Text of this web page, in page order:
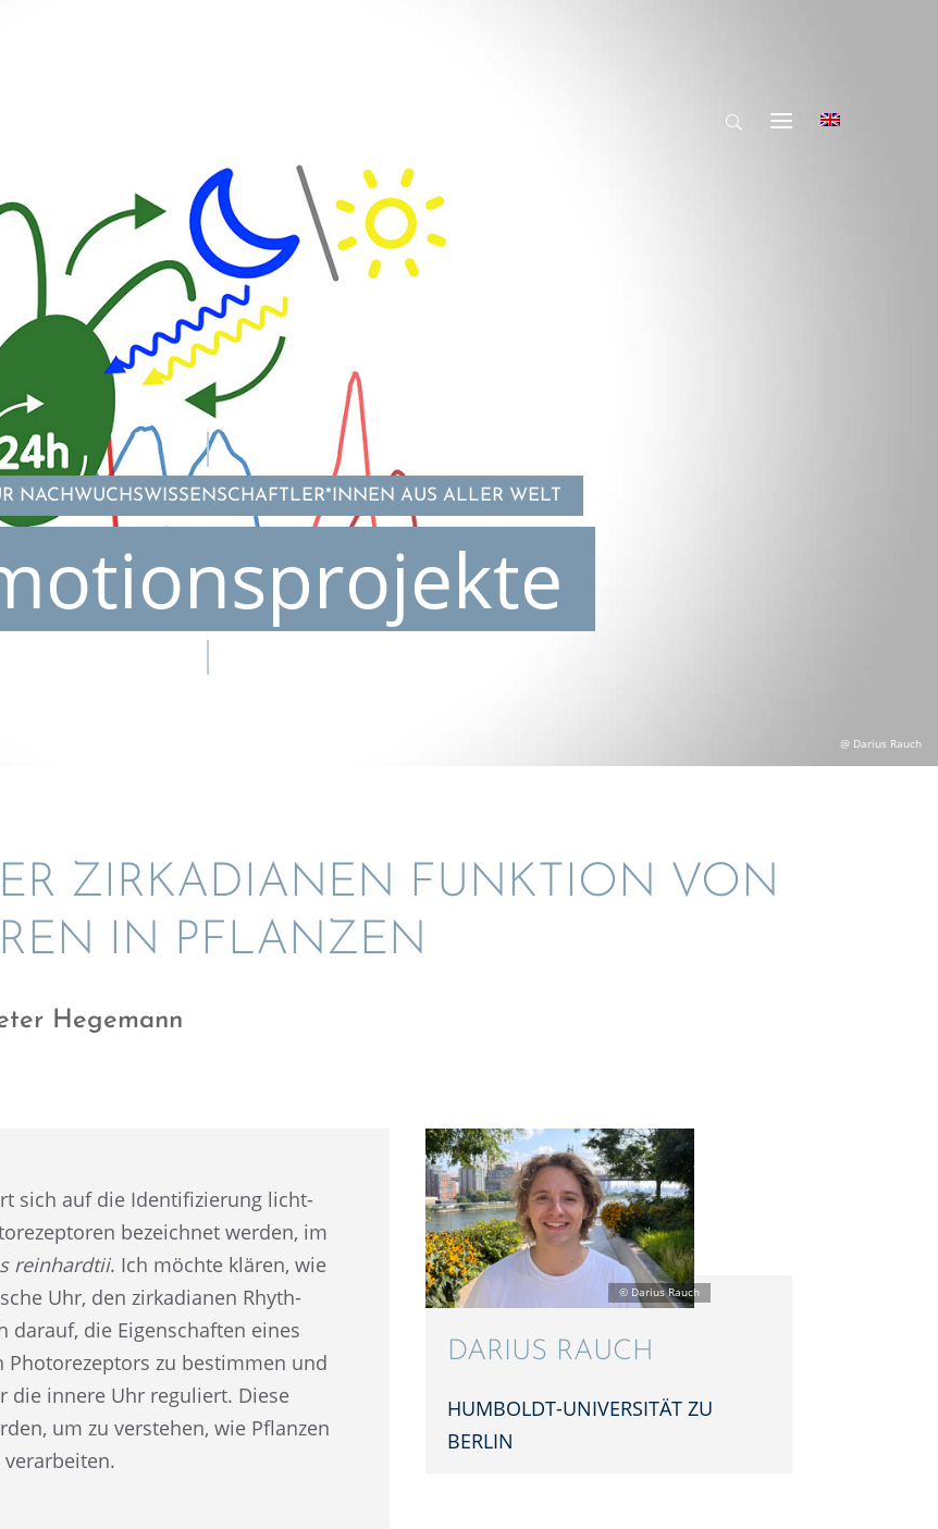
NACHWUCHSWISSENSCHAFTLER*INNEN AUS ALLER WELT
@ Darius Rauch
ZIRKA­DIA­NEN FUNKTION VON
IN PFLANZEN
Hegemann
sich auf die Identi­fi­zie­rung licht­
bezeich­net werden, im
reinhard­tii. Ich möchte klären, wie
Uhr, den zirka­dia­nen Rhyth­
darauf, die Eigen­schaf­ten eines
zu bestim­men und
die innere Uhr reguliert. Diese
um zu verste­hen, wie Pflan­zen
DARIUS RAUCH
HUMBOLDT-UNIVER­SI­TÄT ZU
BERLIN